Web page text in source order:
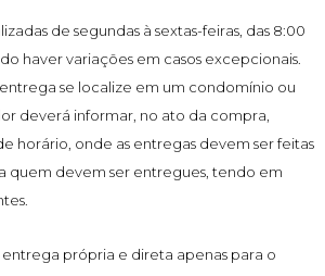
de segundas à sextas-feiras, das 8:00
haver variações em casos excepcionais.
se localize em um condomínio ou
deverá informar, no ato da compra,
horário, onde as entregas devem ser feitas
quem devem ser entregues, tendo em
própria e direta apenas para o